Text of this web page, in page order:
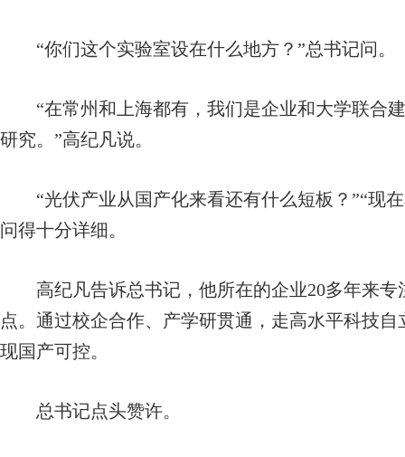
“你们这个实验室设在什么地方？”总书记问。
“在常州和上海都有，我们是企业和大学联合
研究。”高纪凡说。
“光伏产业从国产化来看还有什么短板？”“现在
问得十分详细。
高纪凡告诉总书记，他所在的企业20多年来专
点。通过校企合作、产学研贯通，走高水平科技
现国产可控。
总书记点头赞许。